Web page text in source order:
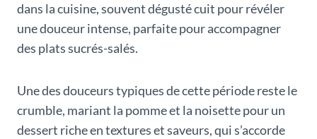
dans la cuisine, souvent dégusté cuit pour révéler
une douceur intense, parfaite pour accompagner
des plats sucrés-salés.
Une des douceurs typiques de cette période reste le
crumble, mariant la pomme et la noisette pour un
dessert riche en textures et saveurs, qui s’accorde